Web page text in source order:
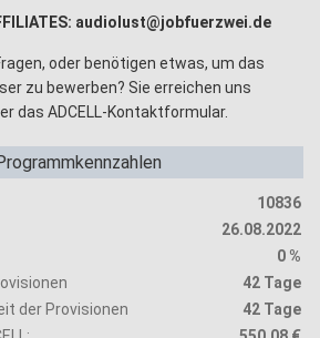
audiolust@jobfuerzwei.de
oder benötigen etwas, um das
zu bewerben? Sie erreichen uns
das ADCELL-Kontaktformular.
10836
26.08.2022
0 %
42 Tage
der Provisionen
42 Tage